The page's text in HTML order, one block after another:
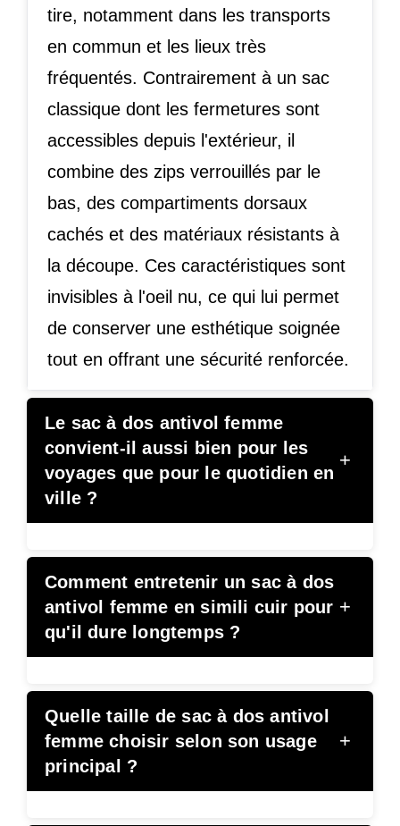
tire, notamment dans les transports
en commun et les lieux très
fréquentés. Contrairement à un sac
classique dont les fermetures sont
accessibles depuis l'extérieur, il
combine des zips verrouillés par le
bas, des compartiments dorsaux
cachés et des matériaux résistants à
la découpe. Ces caractéristiques sont
invisibles à l'oeil nu, ce qui lui permet
de conserver une esthétique soignée
tout en offrant une sécurité renforcée.
Le sac à dos antivol femme
convient-il aussi bien pour les
voyages que pour le quotidien en
ville ?
+
Comment entretenir un sac à dos
antivol femme en simili cuir pour
qu'il dure longtemps ?
+
Quelle taille de sac à dos antivol
femme choisir selon son usage
principal ?
+